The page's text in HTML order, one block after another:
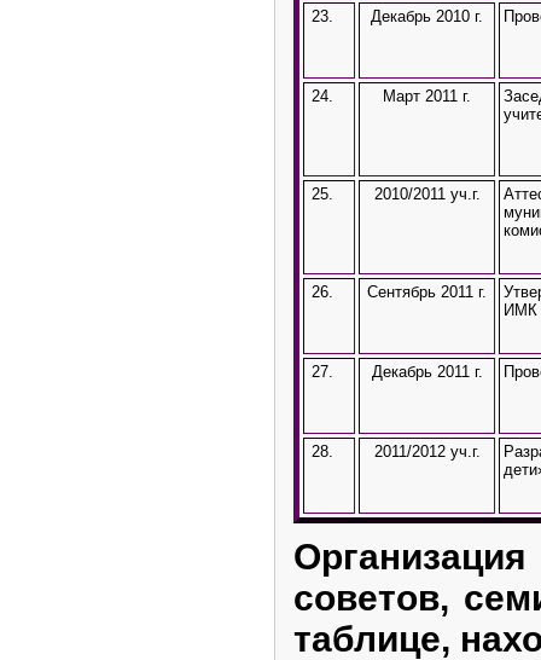
23. Декабрь 2010 г.
24. Март 2011 г.
25. 2010/2011 уч.г.
26. Сентябрь 2011 г.
ИМК
27. Декабрь 2011 г.
28. 2011/2012 уч.г.
советов,
таблице,